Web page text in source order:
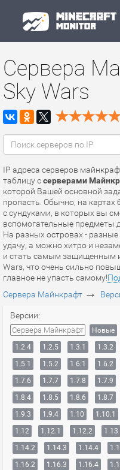
Сервера
Sky Wars
IP адреса серверов
таблицу ссерверами
которой Вашей основной
пропасть. Обычно, на картах
с сундуками, в которых вы
вспомогательные предметы
На разных островах -
удачу, а можно хитро и
и стать самым защищенным
Wars, что очень сильно
главное не упасть самому!
Сервера Майнкрафт →
Версии:
Сервера Майнкрафт Новые
1.2.4
1.2.5 1.3.1 1.3.2
1.5.1
1.5.2 1.6.1 1.6.2
1.7.6
1.7.7 1.7.8 1.7.9
1.8.4
1.8.5 1.8.6 1.8.7
1.9.3
1.9.4 1.10 1.10.1
1.12
1.12.1 1.12.2 1.13
1.14.2
1.14.3 1.14.4
1.16.2
1.16.3 1.16.4